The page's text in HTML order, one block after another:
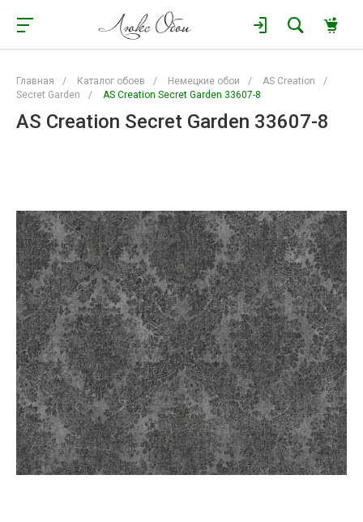
Главная / Каталог обоев / Немецкие обои / AS Creation
/
Secret Garden
/ AS Creation Secret Garden 33607-8
AS Creation Secret Garden 33607-8